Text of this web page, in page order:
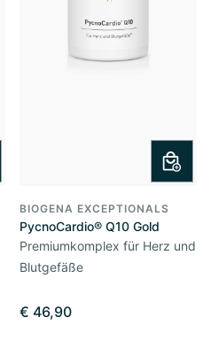
BIOGENA EXCEPTIONALS
PycnoCardio® Q10 Gold
Premiumkomplex für Herz und
Blutgefäße
€ 46,90